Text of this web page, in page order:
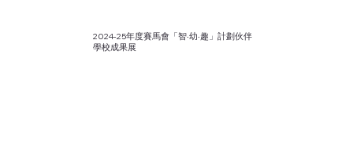
2024-25年度賽馬會「智‧幼‧趣」計劃伙伴
學校成果展